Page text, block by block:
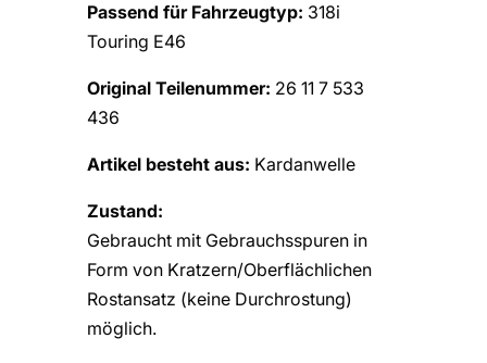
Passend für Fahrzeugtyp: 318i
Touring E46
Original Teilenummer: 26 11 7 533
436
Artikel besteht aus: Kardanwelle
Zustand:
Gebraucht mit Gebrauchsspuren in
Form von Kratzern/Oberflächlichen
Rostansatz (keine Durchrostung)
möglich.